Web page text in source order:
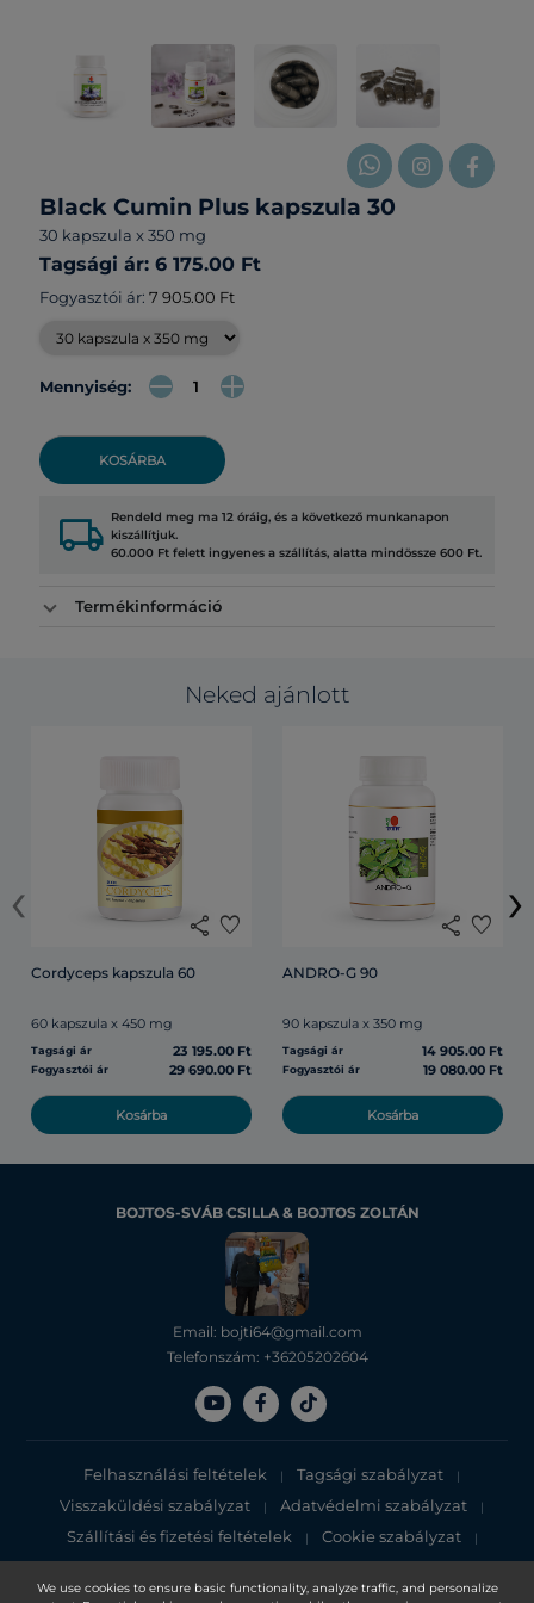
We use cookies to ensure basic functionality, analyze traffic, and personalize
Black Cumin Plus kapszula 30
30 kapszula x 350 mg
Tagsági ár: 6 175.00 Ft
Fogyasztói ár: 7 905.00 Ft
Mennyiség:
KOSÁRBA
local_shipping Rendeld meg ma 12 óráig, és a következő munkanapon
kiszállítjuk.
60.000 Ft felett ingyenes a szállítás, alatta mindössze 600 Ft.
Termékinformáció
Neked ajánlott
share favorite
Cordyceps kapszula 60
60 kapszula x 450 mg
Tagsági ár 23 195.00 Ft
Fogyasztói ár 29 690.00 Ft
Kosárba
share favorite
ANDRO-G 90
90 kapszula x 350 mg
Tagsági ár 14 905.00 Ft
Fogyasztói ár 19 080.00 Ft
Kosárba
‹ ›
BOJTOS-SVÁB CSILLA & BOJTOS ZOLTÁN
Email: bojti64@gmail.com
Telefonszám: +36205202604
Felhasználási feltételek | Tagsági szabályzat |
Visszaküldési szabályzat | Adatvédelmi szabályzat |
Szállítási és fizetési feltételek | Cookie szabályzat |
Adatvédelmi tájékoztató